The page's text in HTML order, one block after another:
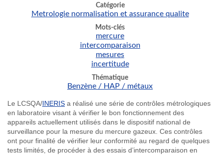
Catégorie
Metrologie normalisation et assurance qualite
Mots-clés
mercure
intercomparaison
mesures
incertitude
Thématique
Benzène / HAP / métaux
Le LCSQA/INERIS a réalisé une série de contrôles métrologiques
en laboratoire visant à vérifier le bon fonctionnement des
appareils actuellement utilisés dans le dispositif national de
surveillance pour la mesure du mercure gazeux Ces contrôles
ont pour finalité de vérifier leur conformité au regard de quelques
tests limités , de procéder à des essais d’intercomparaison en